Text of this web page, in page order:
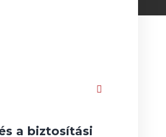
a biztosítási